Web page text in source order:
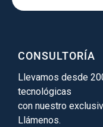
CONSULTORÍA
Llevamos desde
tecnológicas
con nuestro
Llámenos.